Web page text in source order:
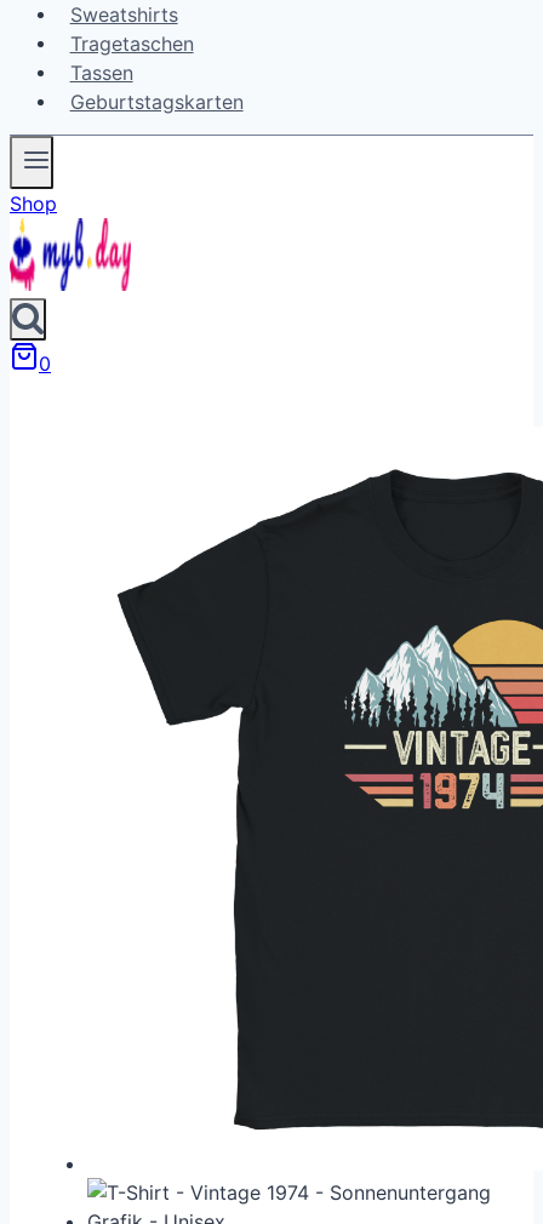
Sweatshirts
Tragetaschen
Tassen
Geburtstagskarten
Shop
0